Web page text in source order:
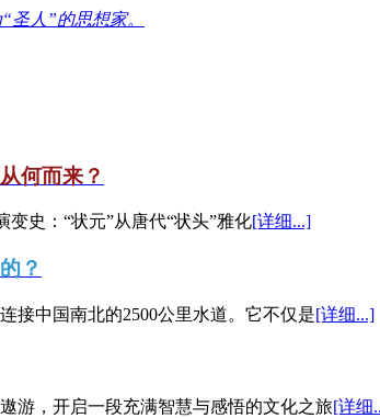
人”的思想家。
何而来？
变史：“状元”从唐代“状头”雅化[详细...]
？
接中国南北的2500公里水道。它不仅是[详细...]
游，开启一段充满智慧与感悟的文化之旅[详细